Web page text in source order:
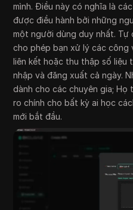
mình. Điều này có nghĩa là
được điều hành bởi những
một người dùng duy nhất. Tự
cho phép bạn xử lý các công
liên kết hoặc thu thập số liệu
nhập và đăng xuất cả ngày.
dành cho các chuyên gia;
ro chính cho bất kỳ ai học
mới bắt đầu.